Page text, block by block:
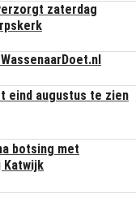
zaterdag
eind augustus te zien
botsing met
Katwijk